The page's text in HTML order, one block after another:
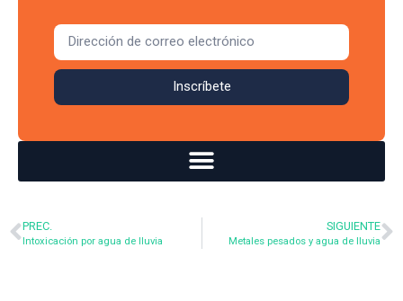
Inscríbete
PREC.
Intoxicación por agua de lluvia
SIGUIENTE
Metales pesados y agua de lluvia